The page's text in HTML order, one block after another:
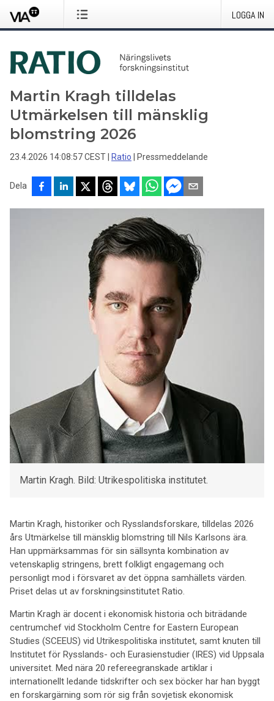
LOGGA IN
Martin Kragh tilldelas
Utmärkelsen till mänsklig
blomstring 2026
23.4.2026 14:08:57 CEST Ratio Pressmeddelande
Dela
Martin Kragh. Bild: Utrikespolitiska institutet.
Martin Kragh, historiker och Rysslandsforskare, tilldelas 2026
års Utmärkelse till mänsklig blomstring till Nils Karlsons ära.
Han uppmärksammas för sin sällsynta kombination av
vetenskaplig stringens, brett folkligt engagemang och
personligt mod i försvaret av det öppna samhällets värden.
Priset delas ut av forskningsinstitutet Ratio.
Martin Kragh är docent i ekonomisk historia och biträdande
centrumchef vid Stockholm Centre for Eastern European
Studies (SCEEUS) vid Utrikespolitiska institutet, samt knuten till
Institutet för Rysslands- och Eurasienstudier (IRES) vid Uppsala
universitet. Med nära 20 refereegranskade artiklar i
internationellt ledande tidskrifter och sex böcker har han byggt
en forskargärning som rör sig från sovjetisk ekonomisk